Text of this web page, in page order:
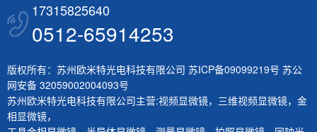
17315825640
0512-65914253
版权所有：苏州欧米特光电科技有限公司 苏ICP备09099219号 苏公
网安备 32059002004093号
苏州欧米特光电科技有限公司主营:视频显微镜， 三维视频显微镜， 金
相显微镜，